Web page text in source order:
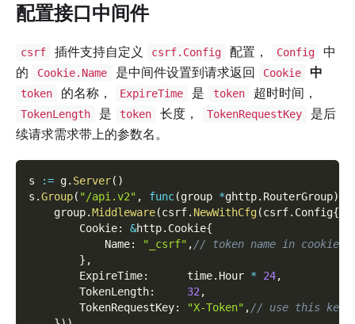
配置接口中间件
csrf 插件支持自定义 csrf.Config 配置， Config
中
的
Cookie.Name 是中间件设置到请求返回 Cookie 中
token 的名称， ExpireTime 是 token 超时时间，
TokenLength 是 token 长度， TokenRequestKey
是后
续请求需求带上的参数名。
s := g. Server( )
s .Group( "/api.v2" , func(group *ghttp. RouterGroup)
    group
.Middleware(csrf. NewWithCfg(csrf. Config{
        Cookie
: &http. Cookie{
            Name
: "_csrf" ,// token name in cookie
} ,
        ExpireTime
:
      time
. Hour * 24,
        TokenLength
: 32,
        TokenRequestKey
: "X-Token" ,// use this key